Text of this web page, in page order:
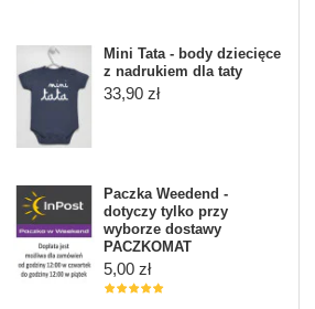
Mini Tata - body dziecięce
z nadrukiem dla taty
33,90 zł
Paczka Weedend -
dotyczy tylko przy
wyborze dostawy
PACZKOMAT
5,00 zł